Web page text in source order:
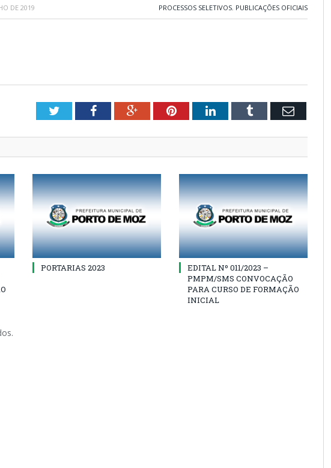
DE 2019 PROCESSOS SELETIVOS, PUBLICAÇÕES OFICIAIS
TwitterFacebookGoogle+PinterestLinkedInTumblr Email
PORTARIAS 2023
EDITAL Nº 011/2023 –
PMPM/SMS CONVOCAÇÃO
PARA CURSO DE FORMAÇÃO
INICIAL